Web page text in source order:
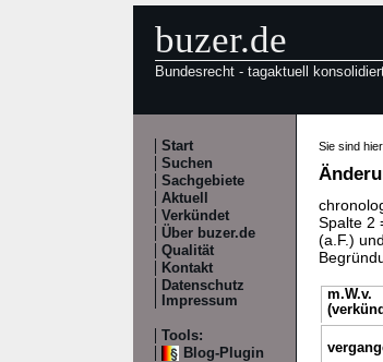
buzer.de
Bundesrecht - tagaktuell
Start
Suchen
Sachgebiete
Aktuell
Verkündet
Über buzer.de
Qualität
Kontakt
Datenschutz
Impressum
Tools:
Blog-Plugin
Sie sind
Spalte 2
(a.F.)
m.W.v.